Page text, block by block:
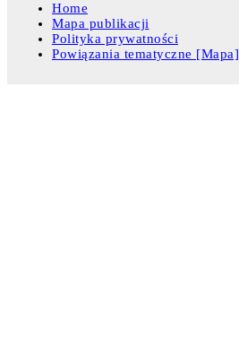
Home
Mapa publikacji
Polityka prywatności
Powiązania tematyczne [Mapa]